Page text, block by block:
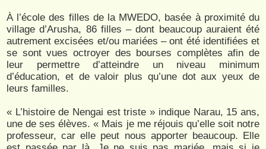
À l’école des filles de la MWEDO, basée à proximité du
village d’Arusha, 86 filles – dont beaucoup auraient été
autrement excisées et/ou mariées – ont été identifiées et
se sont vues octroyer des bourses complètes afin de
leur permettre d’atteindre un niveau minimum
d’éducation, et de valoir plus qu’une dot aux yeux de
leurs familles.
« L’histoire de Nengai est triste » indique Narau, 15 ans,
une de ses élèves. « Mais je me réjouis qu’elle soit notre
professeur, car elle peut nous apporter beaucoup. Elle